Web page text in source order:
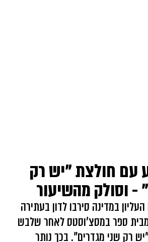
עם חולצת "יש רק
- וסולק מהשיעור
במדינה סירבו לדון בעתירה
ספר במסצ'וסטס לאחר שלבש
רק שני מגדרים". בכך נותר